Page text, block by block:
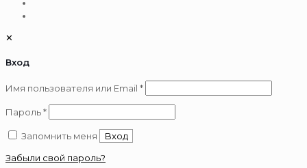
✕
Вход
Имя пользователя или Email *Обязательно
Пароль*Обязательно
Запомнить меня
Вход
Забыли свой пароль?